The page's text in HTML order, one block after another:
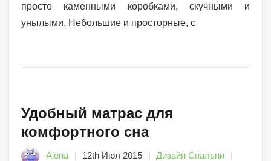
просто каменными коробками, скучными и
унылыми. Небольшие и просторные, с
Удобный матрас для
комфортного сна
Alena 12th Июл 2015
Дизайн Спальни